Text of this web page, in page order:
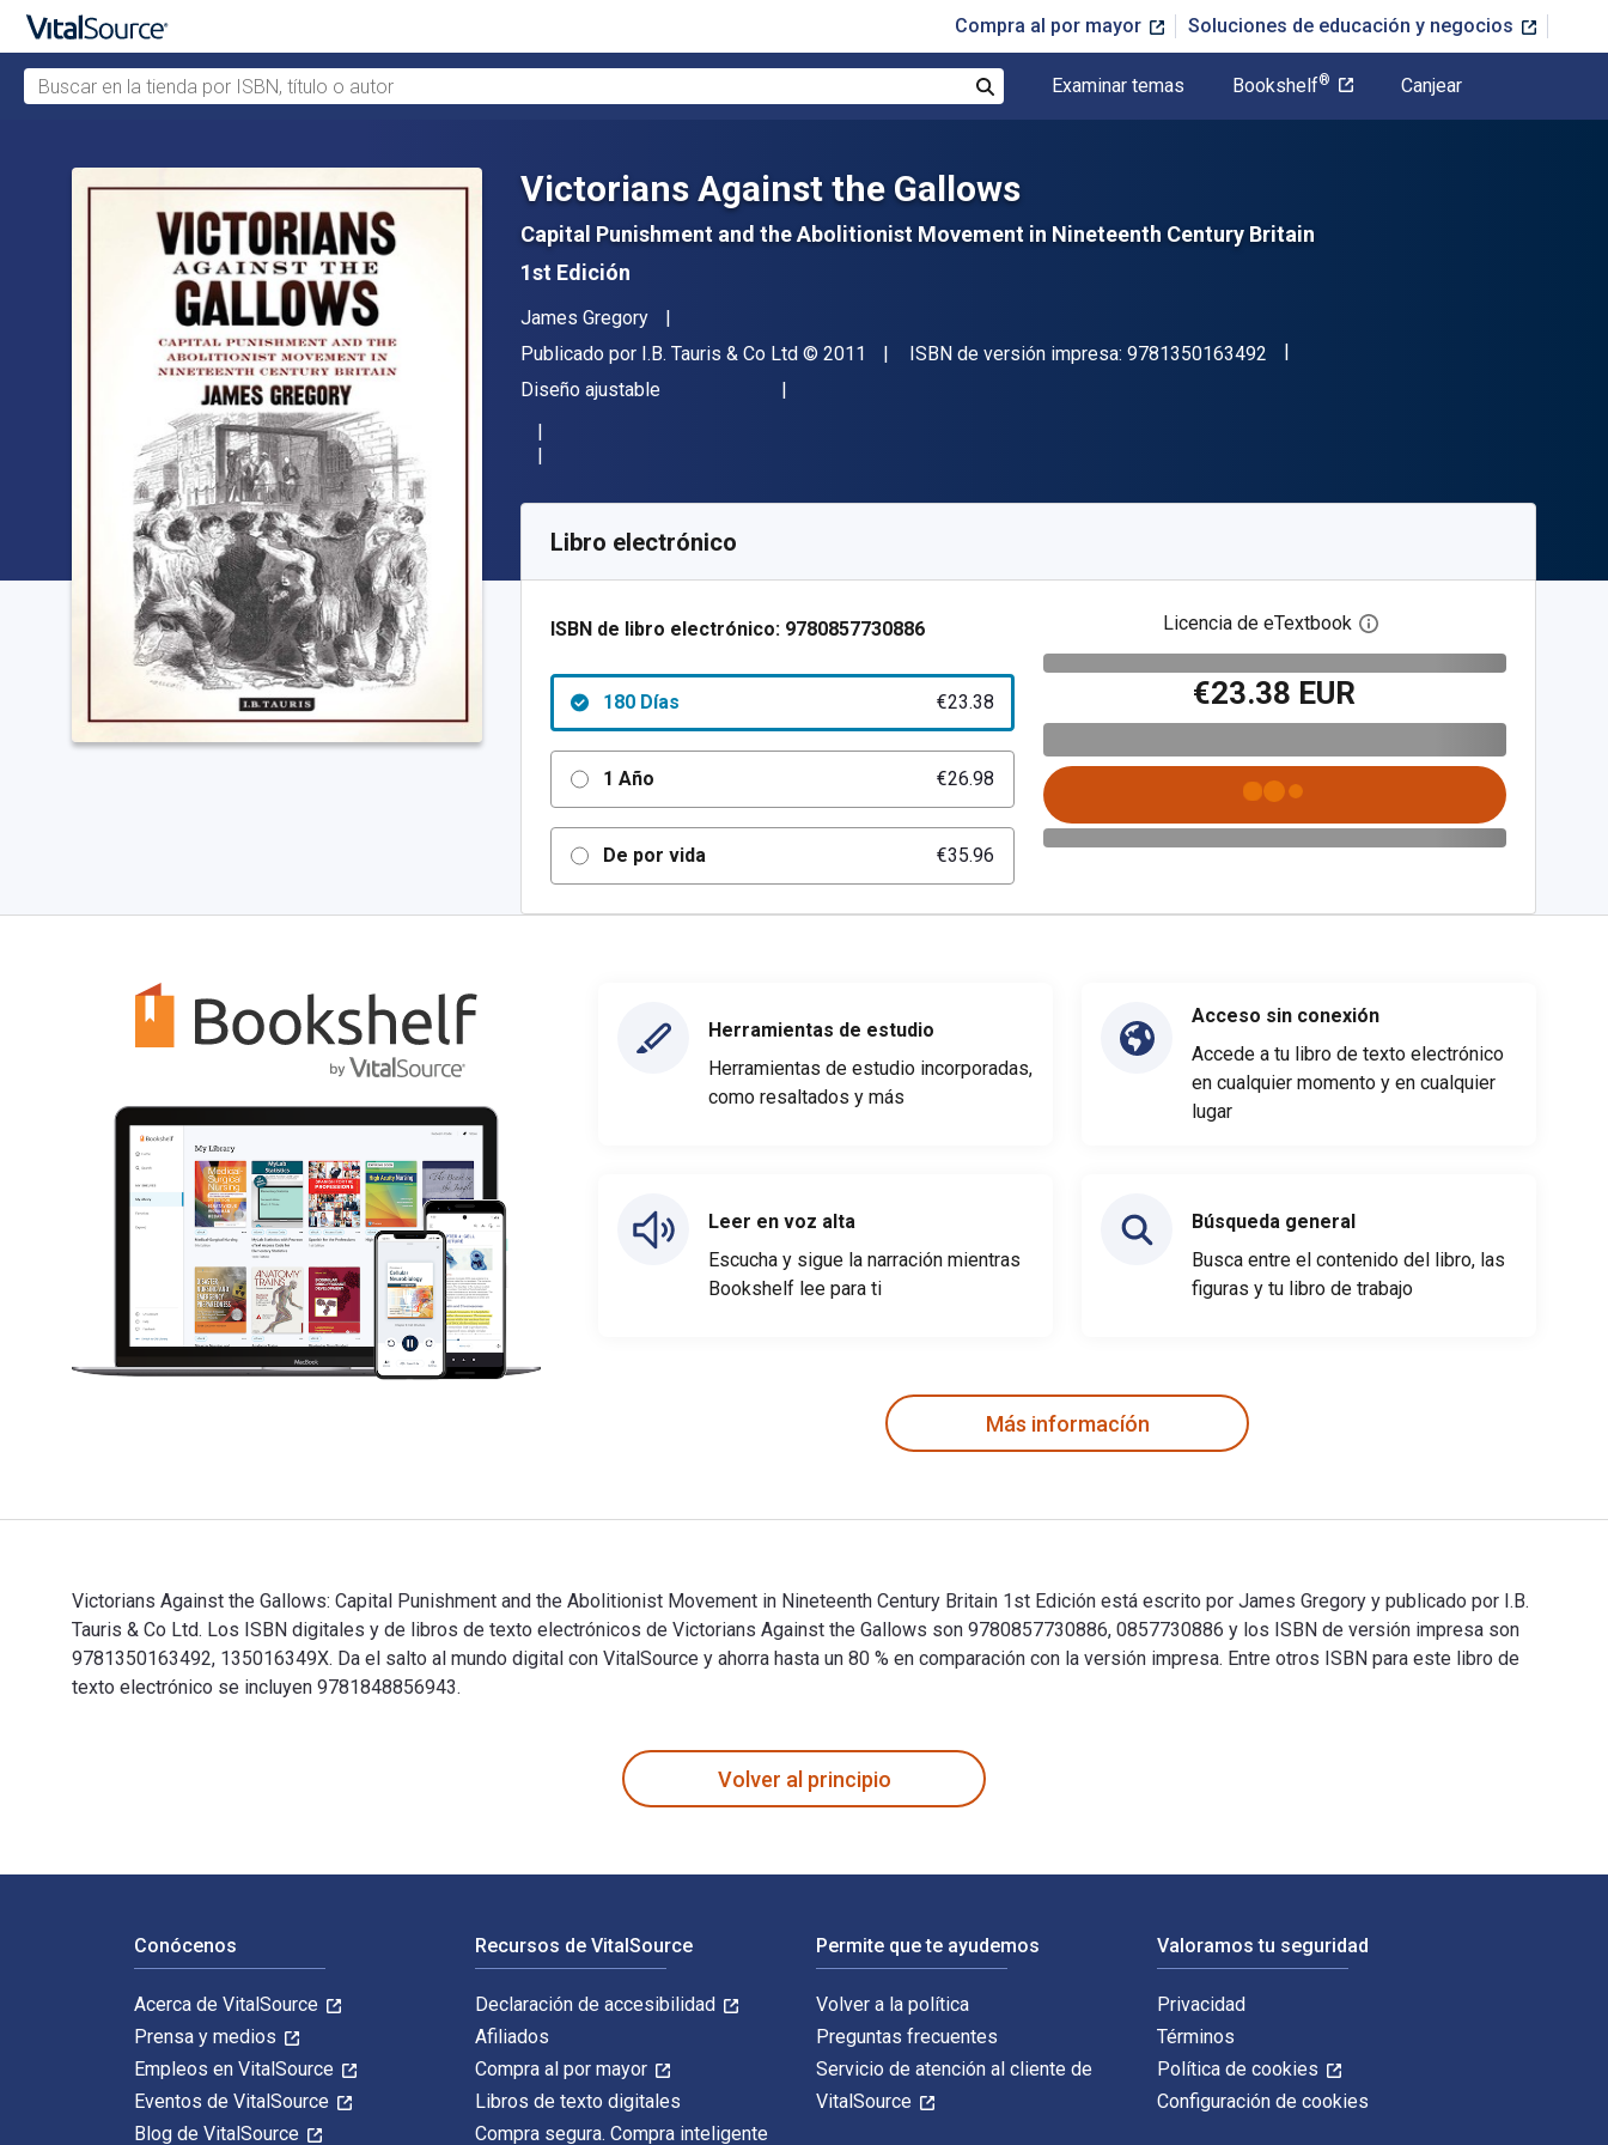
Compra al por mayor Soluciones de educación y negocios
Buscar en la tienda por ISBN, título o autor
Examinar temas Bookshelf® Canjear
Victorians Against the Gallows
Capital Punishment and the Abolitionist Movement in Nineteenth Century Britain
1st Edición
Autor(es)
James Gregory
Editorial
Publicado por I.B. Tauris & Co Ltd Copyright
© 2011 ISBN de versión impresa: 9781350163492 "ISBN-13 9781350163492"
Formato
Diseño ajustable
Código de referencia:
Libro electrónico
ISBN de libro electrónico: 9780857730886
180 Días €23.38
1 Año €26.98
De por vida €35.96
Licencia de eTextbook Abre el cuadro de diálogo
€23.38 EUR
Herramientas de estudio
Herramientas de estudio incorporadas,
como resaltados y más
Leer en voz alta
Escucha y sigue la narración mientras
Bookshelf lee para ti
Acceso sin conexión
Accede a tu libro de texto electrónico
en cualquier momento y en cualquier
lugar
Búsqueda general
Busca entre el contenido del libro, las
figuras y tu libro de trabajo
Más informacíón
Victorians Against the Gallows: Capital Punishment and the Abolitionist Movement in Nineteenth Century Britain 1st Edición está escrito por James Gregory y publicado por I.B.
Tauris & Co Ltd. Los ISBN digitales y de libros de texto electrónicos de Victorians Against the Gallows son 9780857730886, 0857730886 y los ISBN de versión impresa son
9781350163492, 135016349X. Da el salto al mundo digital con VitalSource y ahorra hasta un 80 % en comparación con la versión impresa. Entre otros ISBN para este libro de
texto electrónico se incluyen 9781848856943.
Volver al principio
Conócenos
Acerca de VitalSource
Prensa y medios
Empleos en VitalSource
Eventos de VitalSource
Blog de VitalSource
Recursos de VitalSource
Declaración de accesibilidad
Afiliados
Compra al por mayor
Libros de texto digitales
Compra segura. Compra inteligente
Permite que te ayudemos
Volver a la política
Preguntas frecuentes
Servicio de atención al cliente de
VitalSource
Valoramos tu seguridad
Privacidad
Términos
Política de cookies
Configuración de cookies